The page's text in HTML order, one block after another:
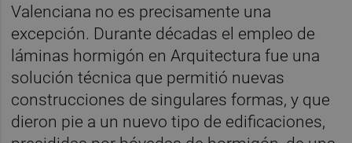
Valenciana no es precisamente una
excepción. Durante décadas el empleo de
láminas hormigón en Arquitectura fue una
solución técnica que permitió nuevas
construcciones de singulares formas, y que
dieron pie a un nuevo tipo de edificaciones,